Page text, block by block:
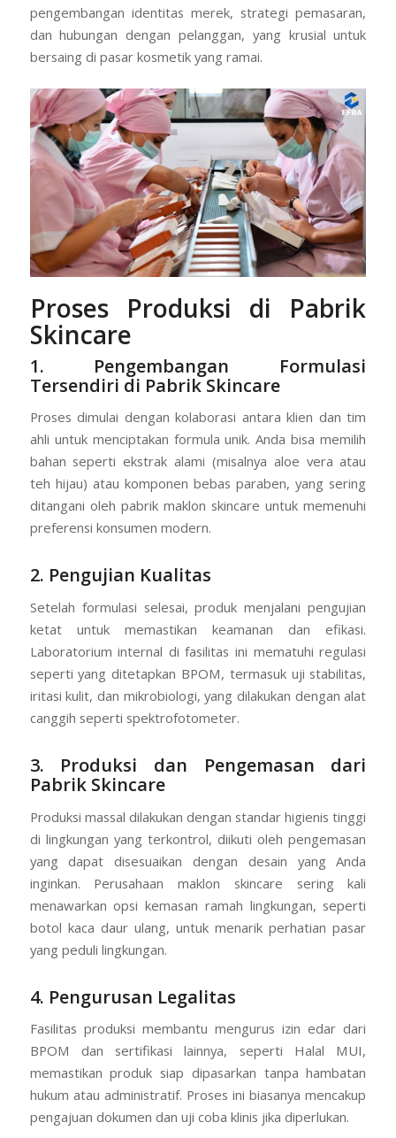
pengembangan identitas merek, strategi pemasaran,
dan hubungan dengan pelanggan, yang krusial untuk
bersaing di pasar kosmetik yang ramai.
Proses Produksi di Pabrik
Skincare
1. Pengembangan Formulasi
Tersendiri di Pabrik Skincare
Proses dimulai dengan kolaborasi antara klien dan tim
ahli untuk menciptakan formula unik. Anda bisa memilih
bahan seperti ekstrak alami (misalnya aloe vera atau
teh hijau) atau komponen bebas paraben, yang sering
ditangani oleh pabrik maklon skincare untuk memenuhi
preferensi konsumen modern.
2. Pengujian Kualitas
Setelah formulasi selesai, produk menjalani pengujian
ketat untuk memastikan keamanan dan efikasi.
Laboratorium internal di fasilitas ini mematuhi regulasi
seperti yang ditetapkan BPOM, termasuk uji stabilitas,
iritasi kulit, dan mikrobiologi, yang dilakukan dengan alat
canggih seperti spektrofotometer.
3. Produksi dan Pengemasan dari
Pabrik Skincare
Produksi massal dilakukan dengan standar higienis tinggi
di lingkungan yang terkontrol, diikuti oleh pengemasan
yang dapat disesuaikan dengan desain yang Anda
inginkan. Perusahaan maklon skincare sering kali
menawarkan opsi kemasan ramah lingkungan, seperti
botol kaca daur ulang, untuk menarik perhatian pasar
yang peduli lingkungan.
4. Pengurusan Legalitas
Fasilitas produksi membantu mengurus izin edar dari
BPOM dan sertifikasi lainnya, seperti Halal MUI,
memastikan produk siap dipasarkan tanpa hambatan
hukum atau administratif. Proses ini biasanya mencakup
pengajuan dokumen dan uji coba klinis jika diperlukan.